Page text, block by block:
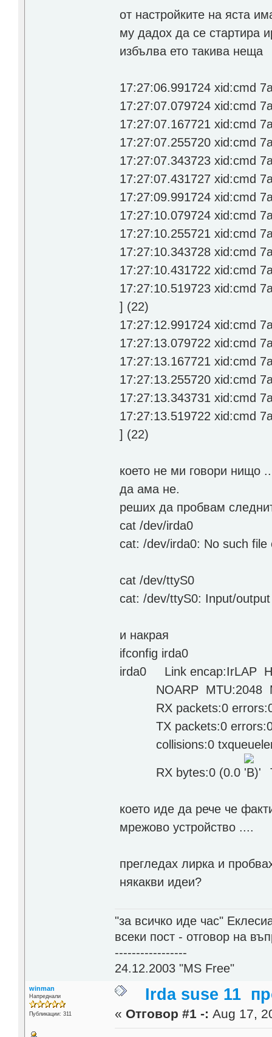
от настройките на яста
му дадох да се стартира
избълва ето такива неща
17:27:06.991724 xid:cmd
17:27:07.079724 xid:cmd
17:27:07.167721 xid:cmd
17:27:07.255720 xid:cmd
17:27:07.343723 xid:cmd
17:27:07.431727 xid:cmd
17:27:09.991724 xid:cmd
17:27:10.079724 xid:cmd
17:27:10.255721 xid:cmd
17:27:10.343728 xid:cmd
17:27:10.431722 xid:cmd
17:27:10.519723 xid:cmd
] (22)
17:27:12.991724 xid:cmd
17:27:13.079722 xid:cmd
17:27:13.167721 xid:cmd
17:27:13.255720 xid:cmd
17:27:13.343731 xid:cmd
17:27:13.519722 xid:cmd
] (22)
което не ми говори нищо
да ама не.
реших да пробвам
cat /dev/irda0
cat: /dev/irda0: No such file
cat /dev/ttyS0
cat: /dev/ttyS0: Input/
и накрая
ifconfig irda0
irda0 Link encap:IrLAP
NOARP MTU:2048
RX packets:0 errors:0
TX packets:0 errors:0
collisions:0
RX bytes:0 (0.0
което иде да рече че
мрежово устройство ....
прегледах лирка и
някакви идеи?
"за всичко иде час"
всеки пост - отговор на
-----------------
24.12.2003 "MS Free"
winman
Напреднали
Публикации: 311
Irda suse 11
« Отговор #1 -: Aug 17,